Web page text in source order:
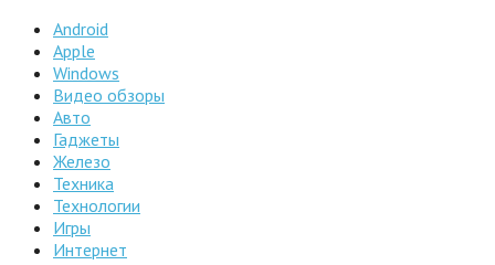
Android
Apple
Windows
Видео обзоры
Авто
Гаджеты
Железо
Техника
Технологии
Игры
Интернет